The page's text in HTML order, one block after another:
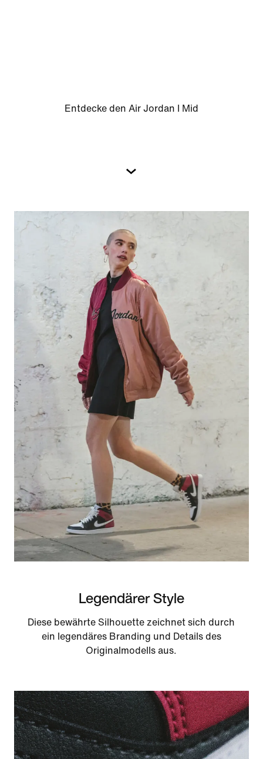
Entdecke den Air Jordan I Mid
Legendärer Style
Diese bewährte Silhouette zeichnet sich durch
ein legendäres Branding und Details des
Originalmodells aus.